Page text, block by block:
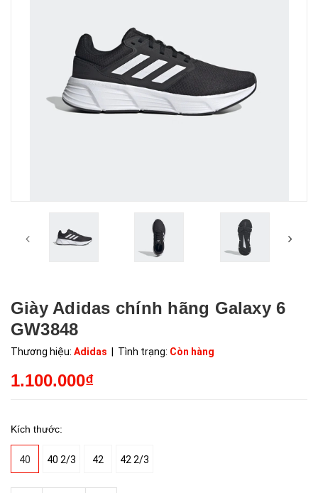
Giày Adidas chính hãng Galaxy 6
GW3848
Thương hiệu: Adidas | Tình trạng: Còn hàng
1.100.000₫
Kích thước:
40 40 2/3 42 42 2/3